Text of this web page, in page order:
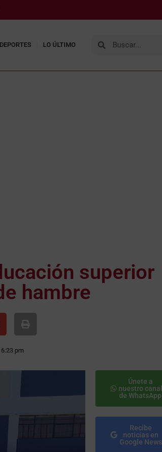
DEPORTES LO ÚLTIMO
superior
hambre
6:23 pm
Únete a
nuestro canal
de WhatsApp
Recibe
noticias en
Google News